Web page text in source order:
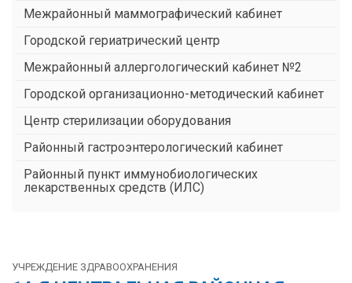
Межрайонный маммографический кабинет
Городской гериатрический центр
Межрайонный аллергологический кабинет №2
Городской организационно-методический кабинет
Центр стерилизации оборудования
Районный гастроэнтерологический кабинет
Районный пункт иммунобиологических
лекарственных средств (ИЛС)
УЧРЕЖДЕНИЕ ЗДРАВООХРАНЕНИЯ